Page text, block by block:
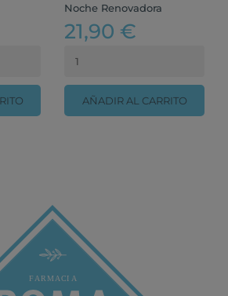
Noche Renovadora
21,90 €
AÑADIR AL CARRITO